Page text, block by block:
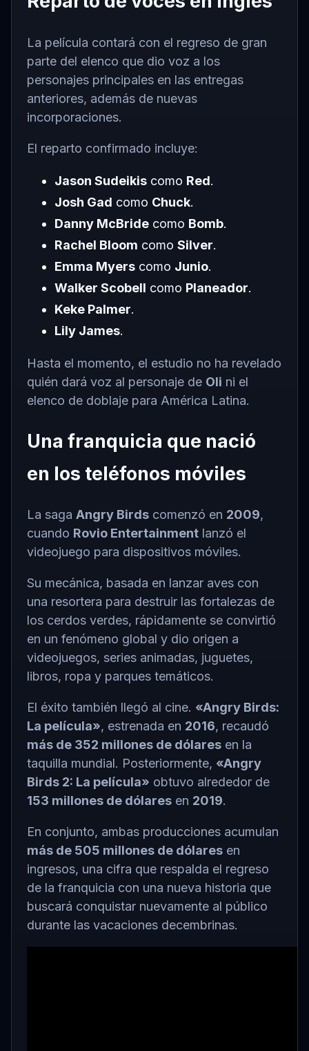
La película contará con el regreso de gran
parte del elenco que dio voz a los
personajes principales en las entregas
anteriores, además de nuevas
incorporaciones.
El reparto confirmado incluye:
Jason Sudeikis como Red.
Josh Gad como Chuck.
Danny McBride como Bomb.
Rachel Bloom como Silver.
Emma Myers como Junio.
Walker Scobell como Planeador.
Keke Palmer.
Lily James.
Hasta el momento, el estudio no ha revelado
quién dará voz al personaje de Oli ni el
elenco de doblaje para América Latina.
Una franquicia que nació
en los teléfonos móviles
La saga Angry Birds comenzó en 2009,
cuando Rovio Entertainment lanzó el
videojuego para dispositivos móviles.
Su mecánica, basada en lanzar aves con
una resortera para destruir las fortalezas de
los cerdos verdes, rápidamente se convirtió
en un fenómeno global y dio origen a
videojuegos, series animadas, juguetes,
libros, ropa y parques temáticos.
El éxito también llegó al cine. «Angry Birds:
La película», estrenada en 2016, recaudó
más de 352 millones de dólares en la
taquilla mundial. Posteriormente, «Angry
Birds 2: La película» obtuvo alrededor de
153 millones de dólares en 2019.
En conjunto, ambas producciones acumulan
más de 505 millones de dólares en
ingresos, una cifra que respalda el regreso
de la franquicia con una nueva historia que
buscará conquistar nuevamente al público
durante las vacaciones decembrinas.